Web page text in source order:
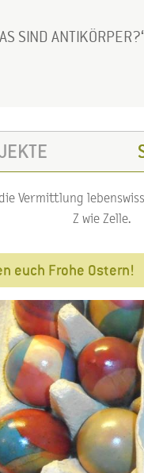
SIND ANTIKÖRPER?
Vermittlung
Z wie Zelle.
euch Frohe Ostern!